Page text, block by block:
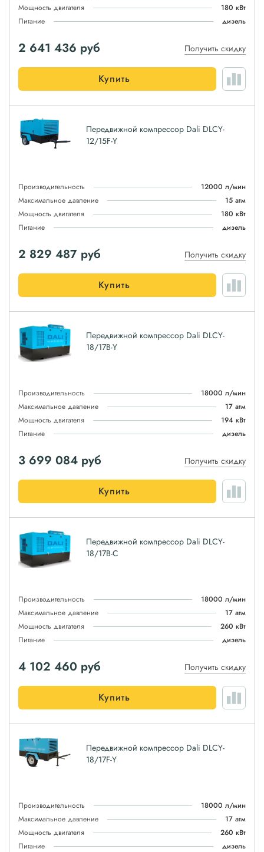
Мощность двигателя
180 кВт
Питание
дизель
2 641 436 руб Получить скидку
Купить
Передвижной компрессор Dali DLCY-
12/15F-Y
Производительность
12000 л/мин
Максимальное давление
15 атм
Мощность двигателя
180 кВт
Питание
дизель
2 829 487 руб Получить скидку
Купить
Передвижной компрессор Dali DLCY-
18/17B-Y
Производительность
18000 л/мин
Максимальное давление
17 атм
Мощность двигателя
194 кВт
Питание
дизель
3 699 084 руб Получить скидку
Купить
Передвижной компрессор Dali DLCY-
18/17B-C
Производительность
18000 л/мин
Максимальное давление
17 атм
Мощность двигателя
260 кВт
Питание
дизель
4 102 460 руб Получить скидку
Купить
Передвижной компрессор Dali DLCY-
18/17F-Y
Производительность
18000 л/мин
Максимальное давление
17 атм
Мощность двигателя
260 кВт
Питание
дизель